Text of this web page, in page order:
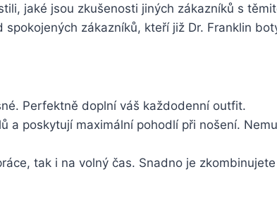
jaké jsou zkušenosti jiných ⁤zákazníků s
⁢zákazníků, kteří již‌ Dr. Franklin
​Perfektně doplní váš každodenní outfit.
a poskytují maximální pohodlí při ⁤nošení.⁤
tak i na volný⁢ čas. ‍Snadno je